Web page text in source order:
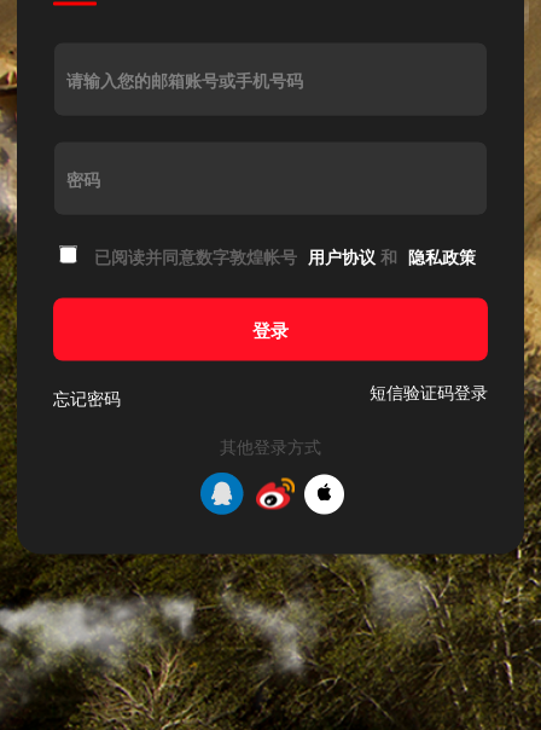
请输入您的邮箱账号或手机号码
密码
已阅读并同意数字敦煌帐号 用户协议 和 隐私政策
登录
忘记密码 短信验证码登录
其他登录方式